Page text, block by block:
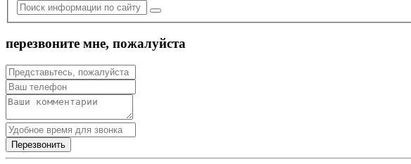
перезвоните мне, пожалуйста